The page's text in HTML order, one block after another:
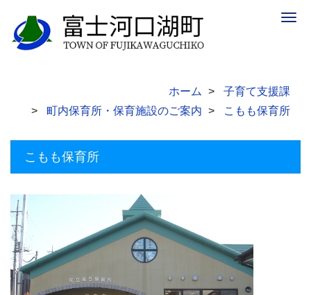
ホーム
子育て支援課
町内保育所・保育施設のご案内
こもも保育所
こもも保育所